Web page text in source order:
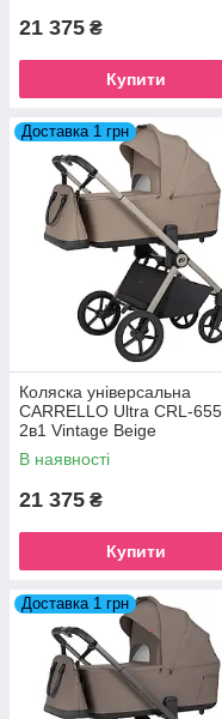
21 375 ₴
Купити
Доставка 1 грн
Коляска універсальна
CARRELLO Ultra CRL-
2в1 Vintage Beige
В наявності
21 375 ₴
Купити
Доставка 1 грн